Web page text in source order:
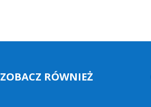
ZOBACZ RÓWNIEŻ